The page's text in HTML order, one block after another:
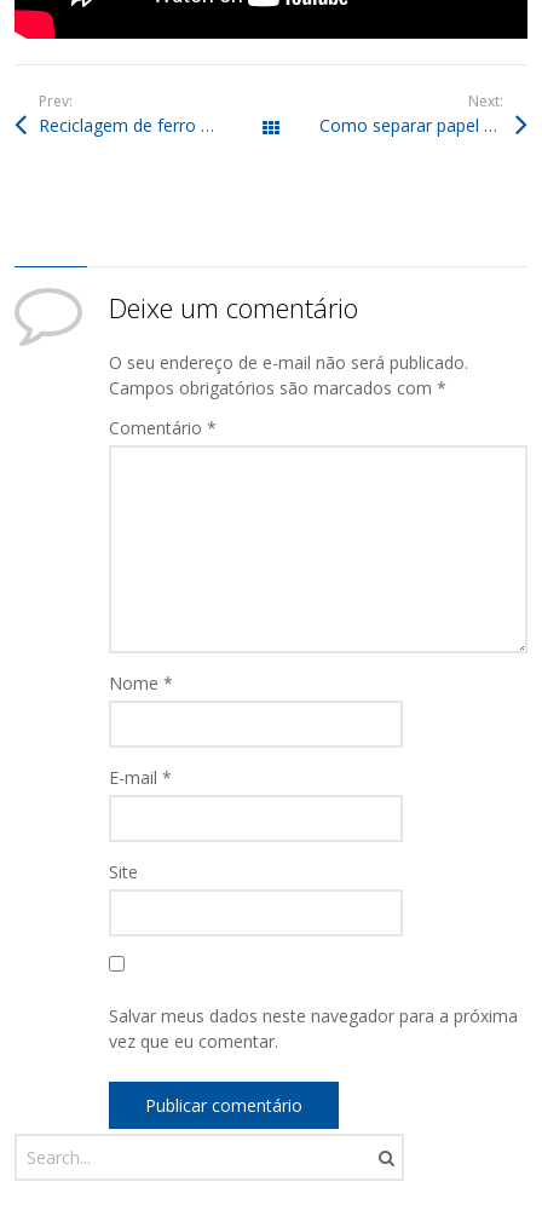
Prev:
Reciclagem de ferro e aço: qual a sua história, na prática? Todos os posts
Next:
Como separar papel para reciclagem de forma correta e sem perdas?
Deixe um comentário
O seu endereço de e-mail não será publicado.
Campos obrigatórios são marcados com*
Comentário*
Nome*
E-mail*
Site
Salvar meus dados neste navegador para a próxima
vez que eu comentar.